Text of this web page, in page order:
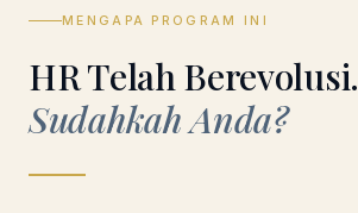
MENGAPA PROGRAM INI
HR Telah Berevolusi.
Sudahkah Anda?